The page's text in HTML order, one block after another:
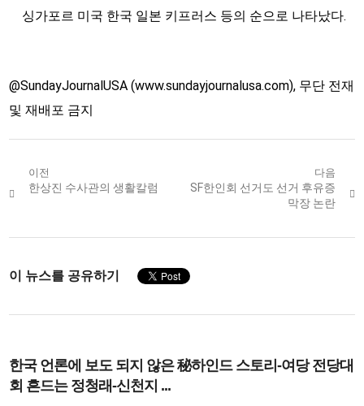
싱가포르 미국 한국 일본 키프러스 등의 순으로 나타났다.
@SundayJournalUSA (www.sundayjournalusa.com), 무단 전재
및 재배포 금지
Post
navigation
이전
Previous
한상진 수사관의 생활칼럼
다음
Next
SF한인회 선거도 선거 후유증
막장 논란
이 뉴스를 공유하기
한국 언론에 보도 되지 않은 秘하인드 스토리-여당 전당대
회 흔드는 정청래-신천지 ...